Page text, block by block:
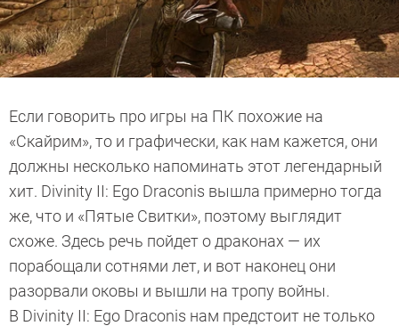
Если говорить про игры на ПК похожие на
«Скайрим», то и графически, как нам кажется, они
должны несколько напоминать этот легендарный
хит. Divinity II: Ego Draconis вышла примерно тогда
же, что и «Пятые Свитки», поэтому выглядит
схоже. Здесь речь пойдет о драконах — их
порабощали сотнями лет, и вот наконец они
разорвали оковы и вышли на тропу войны.
В Divinity II: Ego Draconis нам предстоит не только